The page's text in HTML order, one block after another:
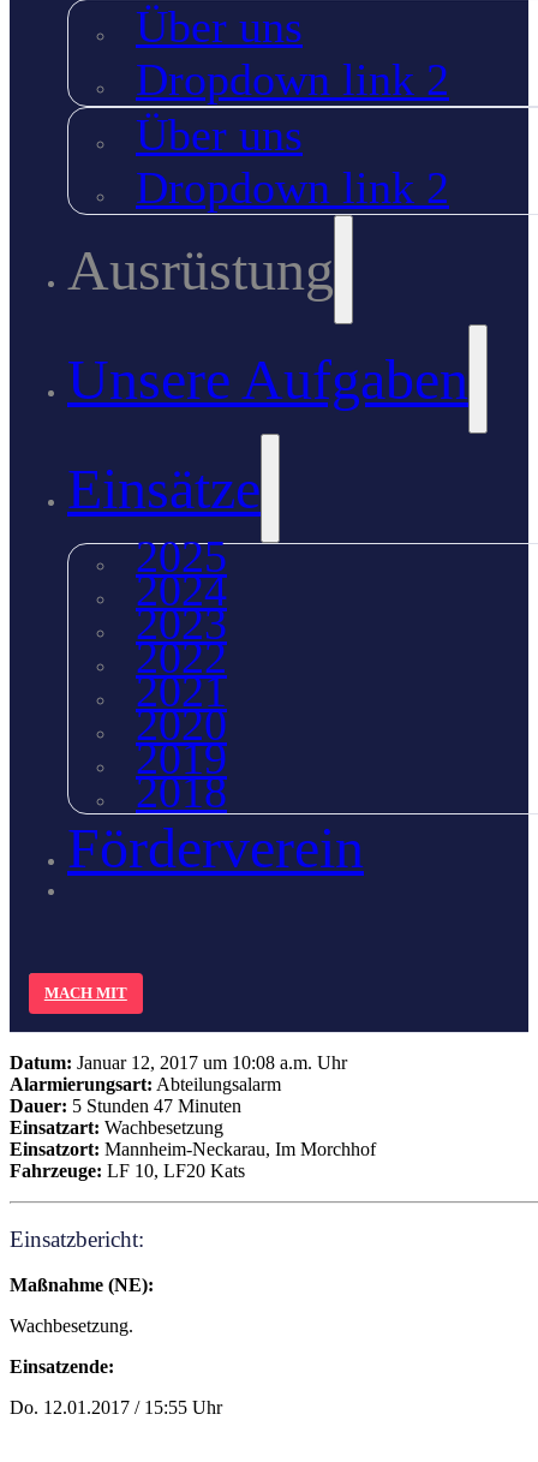
Über uns
Dropdown link 2
Über uns
Dropdown link 2
Ausrüstung
Unsere Aufgaben
Einsätze
2025
2024
2023
2022
2021
2020
2019
2018
Förderverein
MACH MIT
Datum: Januar 12, 2017 um 10:08 a.m. Uhr
Alarmierungsart: Abteilungsalarm
Dauer: 5 Stunden 47 Minuten
Einsatzart: Wachbesetzung
Einsatzort: Mannheim-Neckarau, Im Morchhof
Fahrzeuge: LF 10, LF20 Kats
Einsatzbericht:
Maßnahme (NE):
Wachbesetzung.
Einsatzende:
Do. 12.01.2017 / 15:55 Uhr